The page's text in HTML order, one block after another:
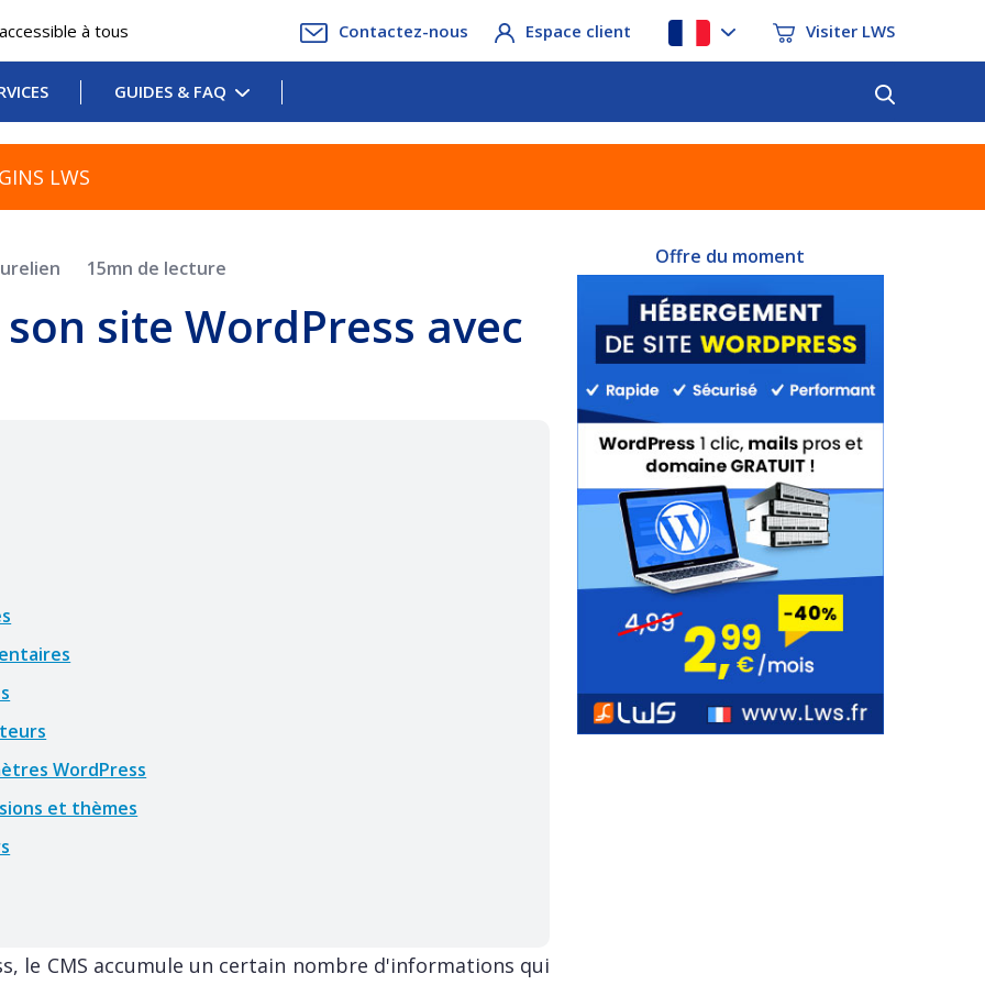
à tous Contactez-nous Espace client Visiter LWS
GUIDES & FAQ
LWS
15mn de lecture
site WordPress avec
WordPress
et thèmes
le CMS accumule un certain nombre d'informations qui
Offre du moment